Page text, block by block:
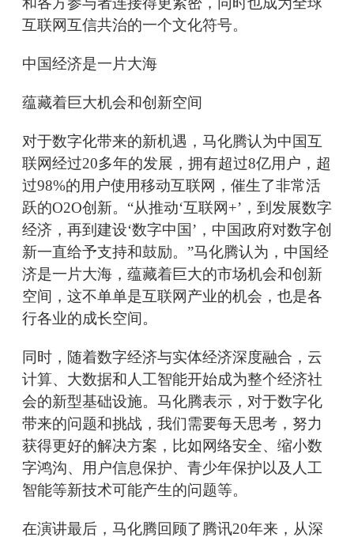
互联网互信共治的一个文化符号。
中国经济是一片大海
蕴藏着巨大机会和创新空间
对于数字化带来的新机遇，马化腾认为中国互
联网经过20多年的发展，拥有超过8亿用户，超
过98%的用户使用移动互联网，催生了非常活
跃的O2O创新。“从推动‘互联网+’，到发展数字
经济，再到建设‘数字中国’，中国政府对数字创
新一直给予支持和鼓励。”马化腾认为，中国经
济是一片大海，蕴藏着巨大的市场机会和创新
空间，这不单单是互联网产业的机会，也是各
行各业的成长空间。
同时，随着数字经济与实体经济深度融合，云
计算、大数据和人工智能开始成为整个经济社
会的新型基础设施。马化腾表示，对于数字化
带来的问题和挑战，我们需要每天思考，努力
获得更好的解决方案，比如网络安全、缩小数
字鸿沟、用户信息保护、青少年保护以及人工
智能等新技术可能产生的问题等。
在演讲最后，马化腾回顾了腾讯20年来，从深